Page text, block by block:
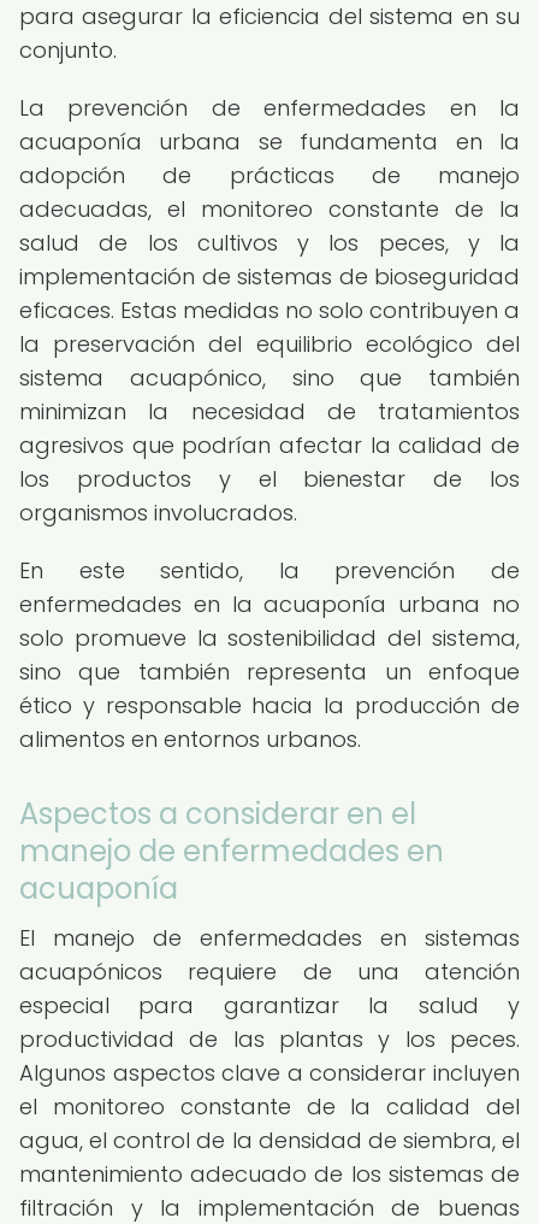
para asegurar la eficiencia del sistema en su
conjunto.
La prevención de enfermedades en la
acuaponía urbana se fundamenta en la
adopción de prácticas de manejo
adecuadas, el monitoreo constante de la
salud de los cultivos y los peces, y la
implementación de sistemas de bioseguridad
eficaces. Estas medidas no solo contribuyen a
la preservación del equilibrio ecológico del
sistema acuapónico, sino que también
minimizan la necesidad de tratamientos
agresivos que podrían afectar la calidad de
los productos y el bienestar de los
organismos involucrados.
En este sentido, la prevención de
enfermedades en la acuaponía urbana no
solo promueve la sostenibilidad del sistema,
sino que también representa un enfoque
ético y responsable hacia la producción de
alimentos en entornos urbanos.
Aspectos a considerar en el
manejo de enfermedades en
acuaponía
El manejo de enfermedades en sistemas
acuapónicos requiere de una atención
especial para garantizar la salud y
productividad de las plantas y los peces.
Algunos aspectos clave a considerar incluyen
el monitoreo constante de la calidad del
agua, el control de la densidad de siembra, el
mantenimiento adecuado de los sistemas de
filtración y la implementación de buenas